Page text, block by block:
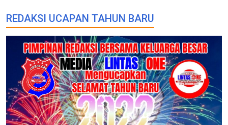
REDAKSI UCAPAN TAHUN BARU